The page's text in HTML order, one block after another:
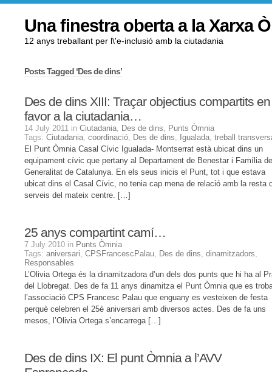
Una finestra oberta a la Xarxa
12 anys treballant per l\'e-inclusió amb la ciutadania
Posts Tagged ‘Des de dins’
Des de dins XIII: Traçar objectius compartits en
favor a la ciutadania…
14 July 2011 in Ciutadania, Des de dins, Punts Òmnia
Tags: Ciutadania, coordinació, Des de dins, Igualada, treball
El Punt Òmnia Casal Cívic Igualada- Montserrat està ubicat dins un
equipament cívic que pertany al Departament de Benestar i Família
Generalitat de Catalunya. En els seus inicis el Punt, tot i que estava
ubicat dins el Casal Cívic, no tenia cap mena de relació amb la resta
serveis del mateix centre. […]
25 anys compartint camí…
7 July 2010 in Punts Òmnia
Tags: aniversari, CPSFrancescPalau, Des de dins, dinamitzadors,
Responsables
L’Olivia Ortega és la dinamitzadora d’un dels dos punts que hi ha al
del Llobregat. Des de fa 11 anys dinamitza el Punt Òmnia que es
l’associació CPS Francesc Palau que enguany es vesteixen de festa
perquè celebren el 25è aniversari amb diversos actes. Des de fa uns
mesos, l’Olivia Ortega s’encarrega […]
Des de dins IX: El punt Òmnia a l’AVV